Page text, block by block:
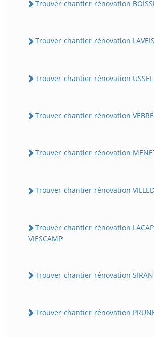
Trouver chantier rénovation
Trouver chantier rénovation
Trouver chantier rénovation USSEL
Trouver chantier rénovation
Trouver chantier rénovation
Trouver chantier rénovation
Trouver chantier rénovation
VIESCAMP
Trouver chantier rénovation SIRAN
Trouver chantier rénovation